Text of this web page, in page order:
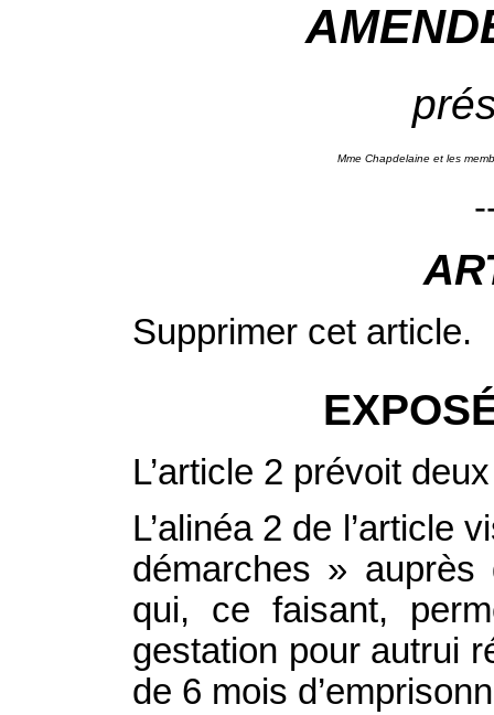
Mme Chapdelaine et les
Supprimer cet article.
L’article 2 prévoit
L’alinéa 2 de l’article
démarches » auprès
qui, ce faisant,
gestation pour autrui
de 6 mois